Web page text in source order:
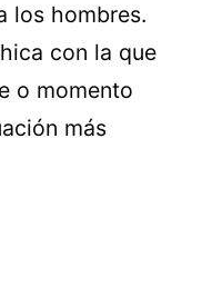
los hombres.
con la que
o momento
más